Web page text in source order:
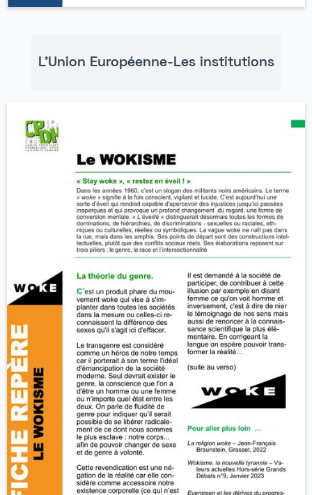
L'Union Européenne-Les institutions